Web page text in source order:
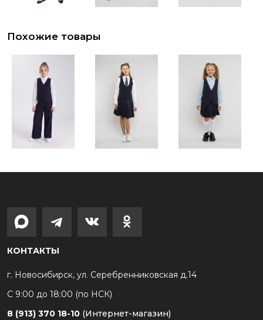
Похожие товары
КОНТАКТЫ
г. Новосибирск, ул. Серебренниковская д.14
С 9:00 до 18:00 (по НСК)
8 (913) 370 18-10 (Интернет-магазин)